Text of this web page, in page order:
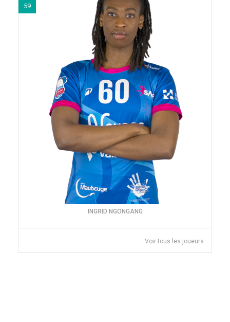
59
INGRID NGONGANG
Voir tous les joueurs